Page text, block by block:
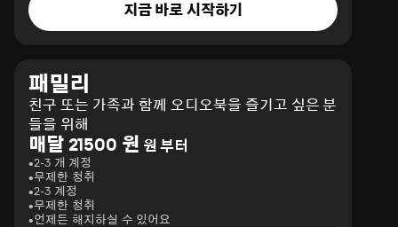
지금 바로 시작하기
패밀리
친구 또는 가족과 함께 오디오북을 즐기고 싶은 분
들을 위해
매달 21500 원 원 부터
2-3 개 계정
무제한 청취
2-3 계정
무제한 청취
언제든 해지하실 수 있어요